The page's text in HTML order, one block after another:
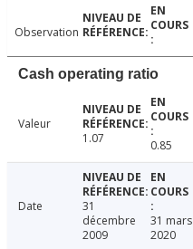
Observation
Cash operating ratio
Valeur
1.07
0.85
Date
31
décembre
2009
31 mars
2020